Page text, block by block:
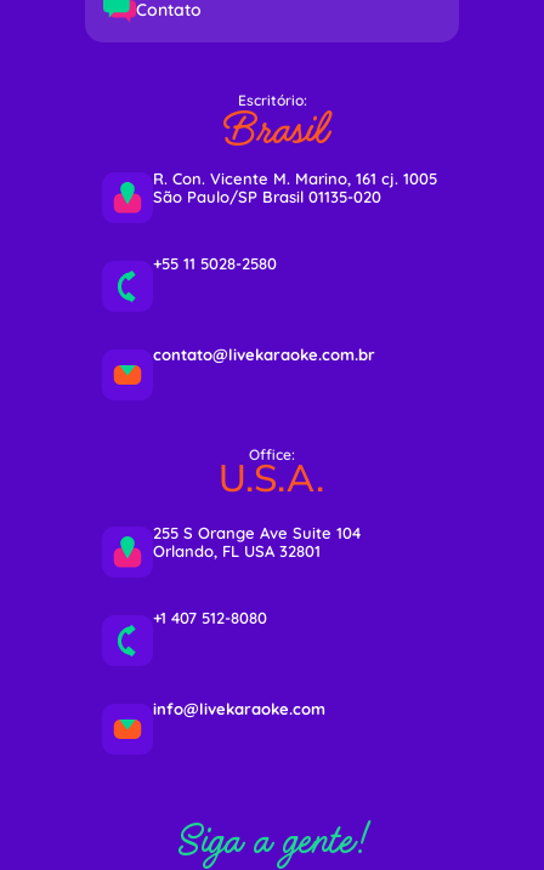
Contato
Escritório:
Brasil
R. Con. Vicente M. Marino, 161 cj. 1005
São Paulo/SP Brasil 01135-020
+55 11 5028-2580
contato@livekaraoke.com.br
Office:
U.S.A.
255 S Orange Ave Suite 104
Orlando, FL USA 32801
+1 407 512-8080
info@livekaraoke.com
Siga a gente!